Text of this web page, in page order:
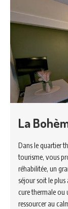
La
Dans le quartier
tourisme, vous
réhabilitée, un
séjour soit le
cure thermale ou
ressourcer au